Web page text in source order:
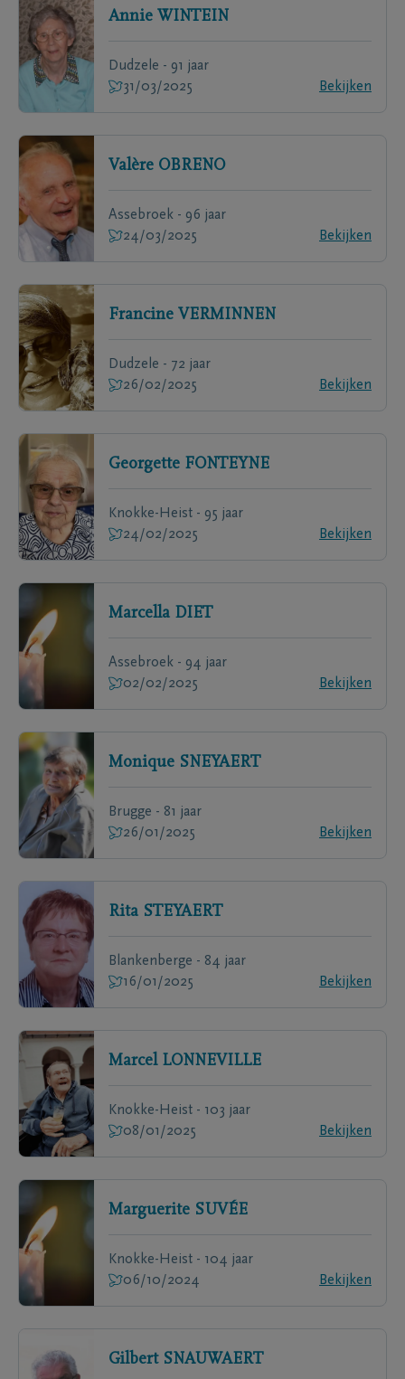
Annie WINTEIN
Dudzele - 91 jaar
31/03/2025
Bekijken
Valère OBRENO
Assebroek - 96 jaar
24/03/2025
Bekijken
Francine VERMINNEN
Dudzele - 72 jaar
26/02/2025
Bekijken
Georgette FONTEYNE
Knokke-Heist - 95 jaar
24/02/2025
Bekijken
Marcella DIET
Assebroek - 94 jaar
02/02/2025
Bekijken
Monique SNEYAERT
Brugge - 81 jaar
26/01/2025
Bekijken
Rita STEYAERT
Blankenberge - 84 jaar
16/01/2025
Bekijken
Marcel LONNEVILLE
Knokke-Heist - 103 jaar
08/01/2025
Bekijken
Marguerite SUVÉE
Knokke-Heist - 104 jaar
06/10/2024
Bekijken
Gilbert SNAUWAERT